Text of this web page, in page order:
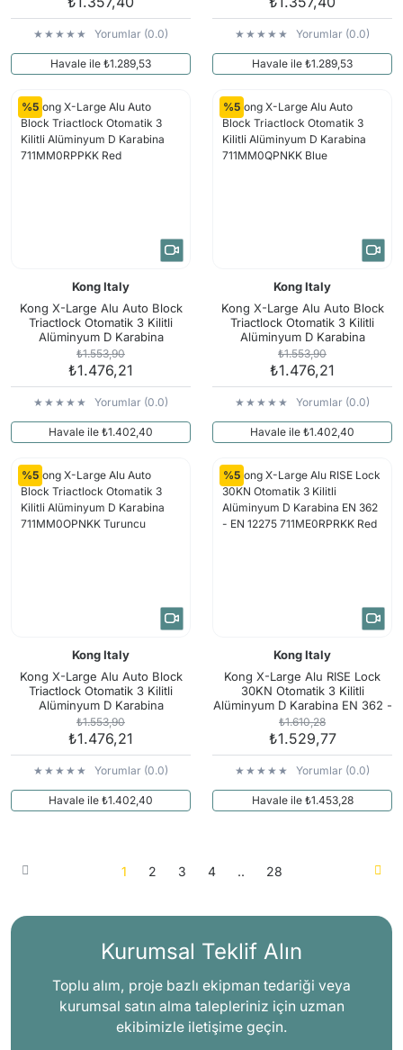
Yorumlar (0.0)
Havale ile ₺1.289,53
Yorumlar (0.0)
Havale ile ₺1.289,53
%5
Kong Italy
Kong X-Large Alu Auto Block
Triactlock Otomatik 3 Kilitli
Alüminyum D Karabina
711MM0RPPKK Red
₺1.553,90
₺1.476,21
Yorumlar (0.0)
Havale ile ₺1.402,40
%5
Kong Italy
Kong X-Large Alu Auto Block
Triactlock Otomatik 3 Kilitli
Alüminyum D Karabina
711MM0QPNKK Blue
₺1.553,90
₺1.476,21
Yorumlar (0.0)
Havale ile ₺1.402,40
%5
Kong Italy
Kong X-Large Alu Auto Block
Triactlock Otomatik 3 Kilitli
Alüminyum D Karabina
711MM0OPNKK Turuncu
₺1.553,90
₺1.476,21
Yorumlar (0.0)
Havale ile ₺1.402,40
%5
Kong Italy
Kong X-Large Alu RISE Lock
30KN Otomatik 3 Kilitli
Alüminyum D Karabina EN 362 -
EN 12275 711ME0RPRKK Red
₺1.610,28
₺1.529,77
Yorumlar (0.0)
Havale ile ₺1.453,28
1 2 3 4 .. 28
Kurumsal Teklif Alın
Toplu alım, proje bazlı ekipman tedariği veya
kurumsal satın alma talepleriniz için uzman
ekibimizle iletişime geçin.